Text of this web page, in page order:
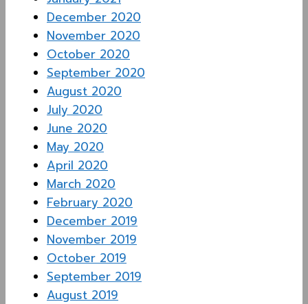
December 2020
November 2020
October 2020
September 2020
August 2020
July 2020
June 2020
May 2020
April 2020
March 2020
February 2020
December 2019
November 2019
October 2019
September 2019
August 2019